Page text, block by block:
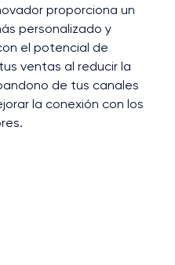
proporciona un
personalizado y
el potencial de
ventas al reducir la
de tus canales
la conexión con los